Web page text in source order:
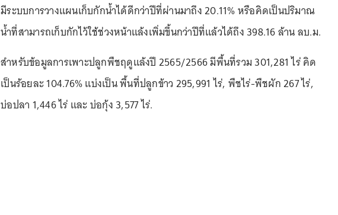
มีระบบการวางแผนเก็บกักน้ำได้ดีกว่าปีที่ผ่านมาถึง 20.11% หรือคิดเป็นปริมาณ
น้ำที่สามารถเก็บกักไว้ใช้ช่วงหน้าแล้งเพิ่มขึ้นกว่าปีที่แล้วได้ถึง 398.16 ล้าน ลบ.ม.
สำหรับข้อมูลการเพาะปลูกพืชฤดูแล้งปี 2565/2566 มีพื้นที่รวม 301,281 ไร่ คิด
เป็นร้อยละ 104.76% แบ่งเป็น พื้นที่ปลูกข้าว 295,991 ไร่, พืชไร่-พืชผัก 267 ไร่,
บ่อปลา 1,446 ไร่ และ บ่อกุ้ง 3,577 ไร่.